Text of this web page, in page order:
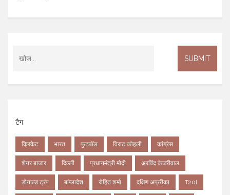
टैग
क्रिकेट भारत फुटबॉल विराट कोहली कांग्रेस
शेयर बाजार दिल्ली प्रधानमंत्री मोदी अरविंद केजरीवाल
डोनाल्ड ट्रंप बांग्लादेश रोहित शर्मा दक्षिण अफ्रीका T20I